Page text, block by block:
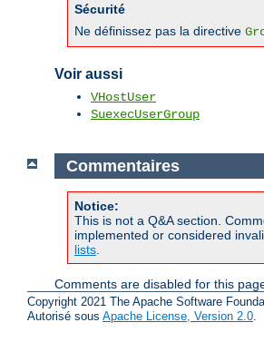
Sécurité
Ne définissez pas la directive
Voir aussi
VHostUser
SuexecUserGroup
Commentaires
Notice:
This is not a Q&A section.
implemented or considered
lists.
Comments are disabled for this
Copyright 2021 The Apache Software
Autorisé sous Apache License, Version 2.0